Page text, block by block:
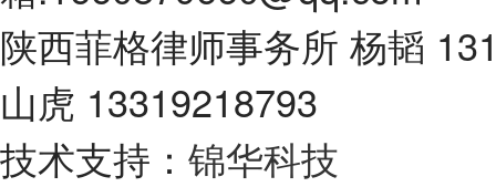
陕西菲格律师事务所 杨韬
山虎 13319218793
技术支持： 锦华科技